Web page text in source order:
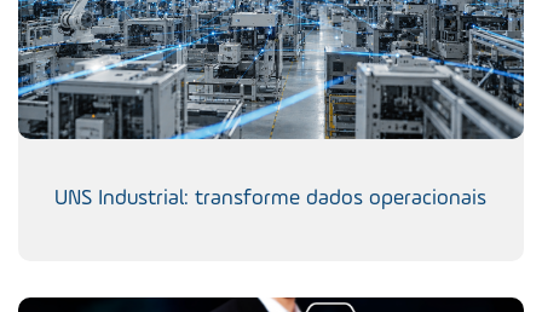
UNS Industrial: transforme dados operacionais